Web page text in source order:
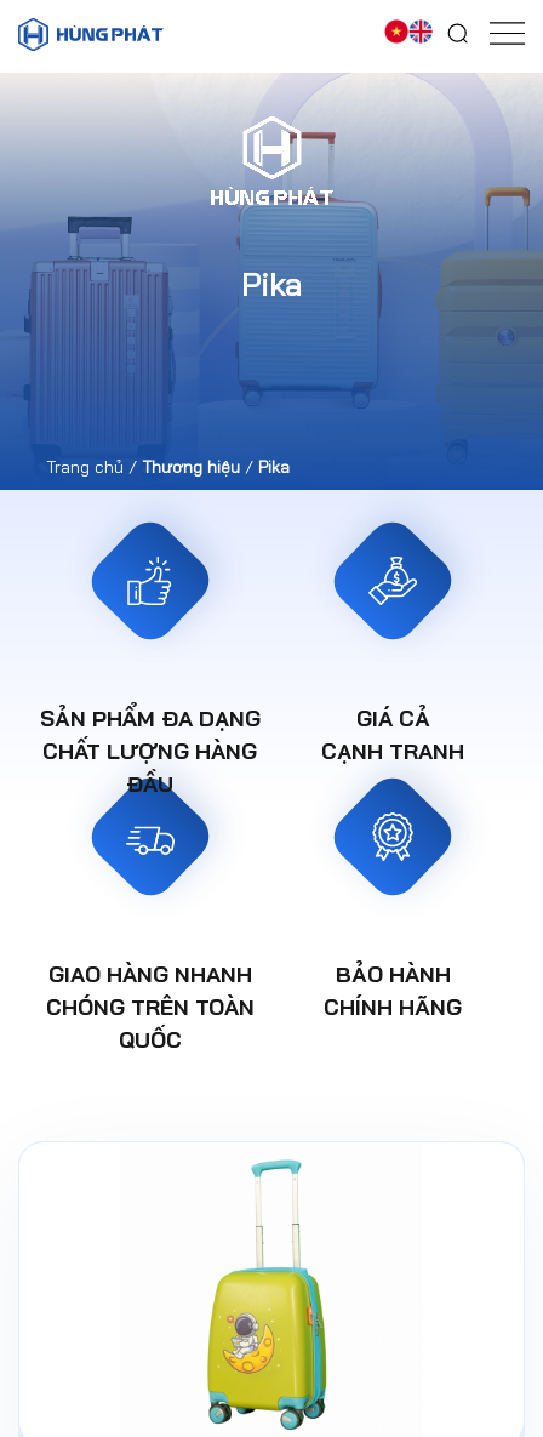
Pika
Trang chủ / Thương hiệu/ Pika
SẢN PHẨM ĐA DẠNG
CHẤT LƯỢNG HÀNG
ĐẦU
GIÁ CẢ
CẠNH TRANH
GIAO HÀNG NHANH
CHÓNG TRÊN TOÀN
QUỐC
BẢO HÀNH
CHÍNH HÃNG